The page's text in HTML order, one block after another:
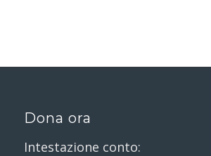
Dona ora
Intestazione conto: